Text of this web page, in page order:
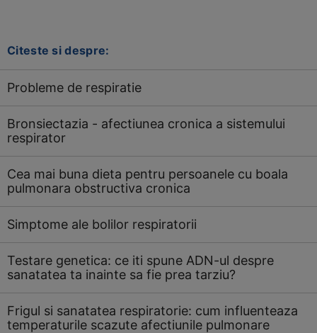
Citeste si despre:
Probleme de respiratie
Bronsiectazia - afectiunea cronica a sistemului
respirator
Cea mai buna dieta pentru persoanele cu boala
pulmonara obstructiva cronica
Simptome ale bolilor respiratorii
Testare genetica: ce iti spune ADN-ul despre
sanatatea ta inainte sa fie prea tarziu?
Frigul si sanatatea respiratorie: cum influenteaza
temperaturile scazute afectiunile pulmonare